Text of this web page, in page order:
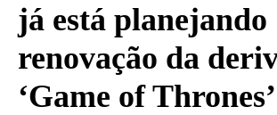
já está planejando
renovação da
‘Game of Thrones’